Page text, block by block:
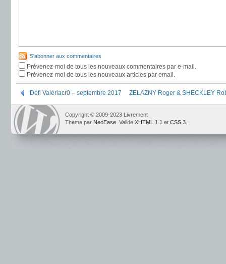
S'abonner aux commentaires
Prévenez-moi de tous les nouveaux commentaires par e-mail.
Prévenez-moi de tous les nouveaux articles par email.
Défi Valériacr0 – septembre 2017 ZELAZNY Roger & SHECKLEY
Copyright © 2009-2023 Livrement
Theme par NeoEase . Valide XHTML 1.1 et CSS 3